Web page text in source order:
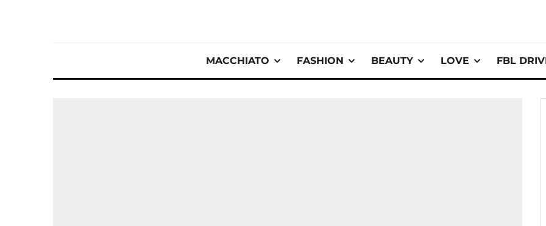
MACCHIATO FASHION BEAUTY LOVE FBL